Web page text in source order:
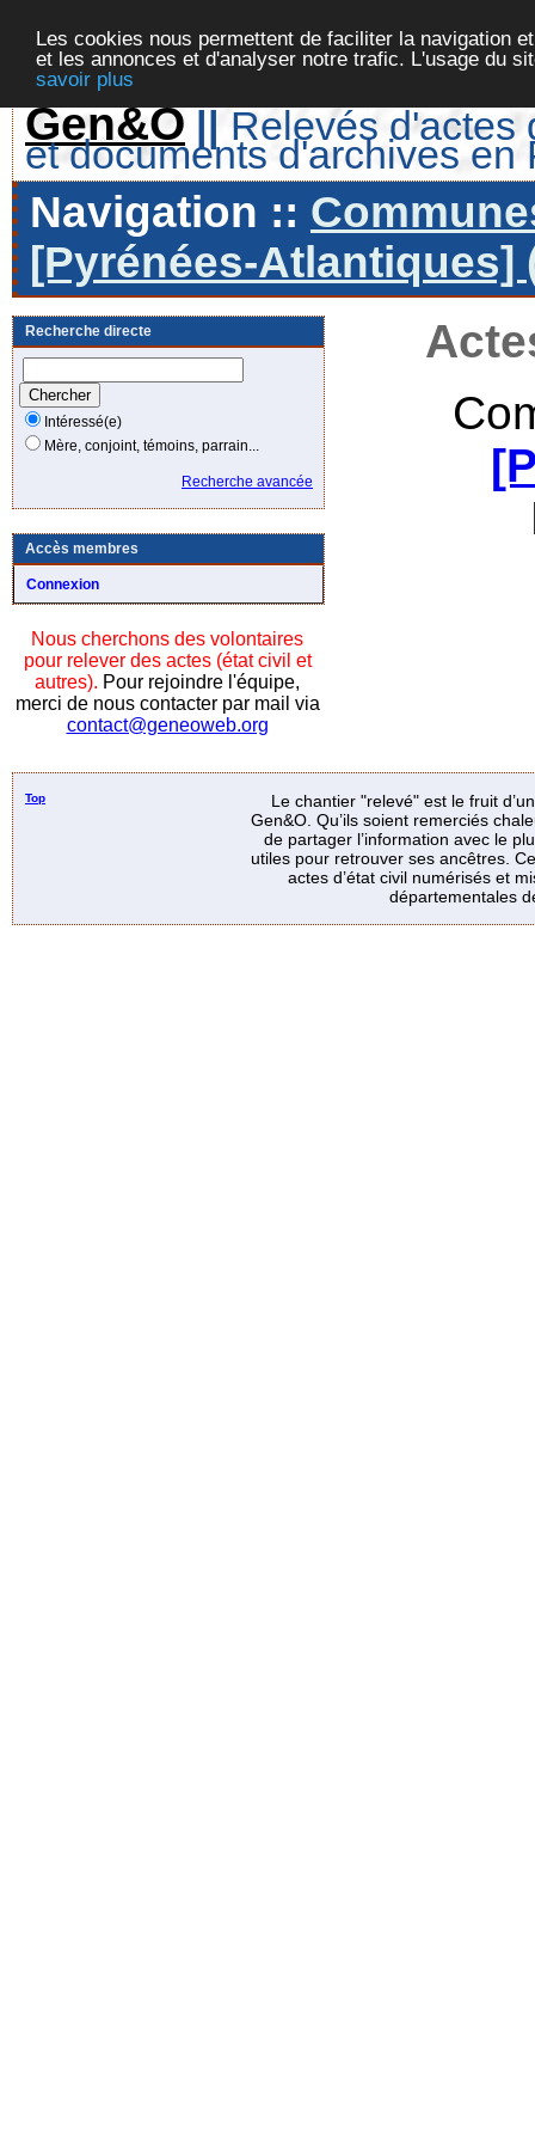
Les cookies nous permettent de faciliter la navigation
et les annonces et d'analyser notre trafic. L'usage du
savoir plus
Gen&O || Relevés d'actes
et documents d'archives en
Navigation ::
[Pyrénées-Atlantiques]
Recherche directe
Intéressé(e)
Mère, conjoint, témoins, parrain...
Recherche avancée
Accès membres
Connexion
Nous cherchons des volontaires
pour relever des actes (état civil et
autres). Pour rejoindre l'équipe,
merci de nous contacter par mail via
contact@geneoweb.org
Top
Le chantier "relevé" est le fruit
Gen&O. Qu’ils soient remerciés
de partager l’information avec le
utiles pour retrouver ses ancêtres.
actes d’état civil numérisés et
départementales